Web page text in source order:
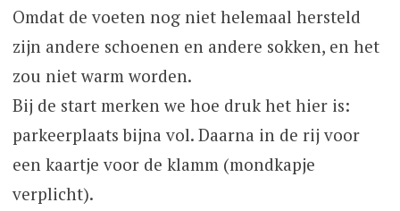
Omdat de voeten nog niet helemaal hersteld
zijn andere schoenen en andere sokken, en het
zou niet warm worden.
Bij de start merken we hoe druk het hier is:
parkeerplaats bijna vol. Daarna in de rij voor
een kaartje voor de klamm (mondkapje
verplicht).